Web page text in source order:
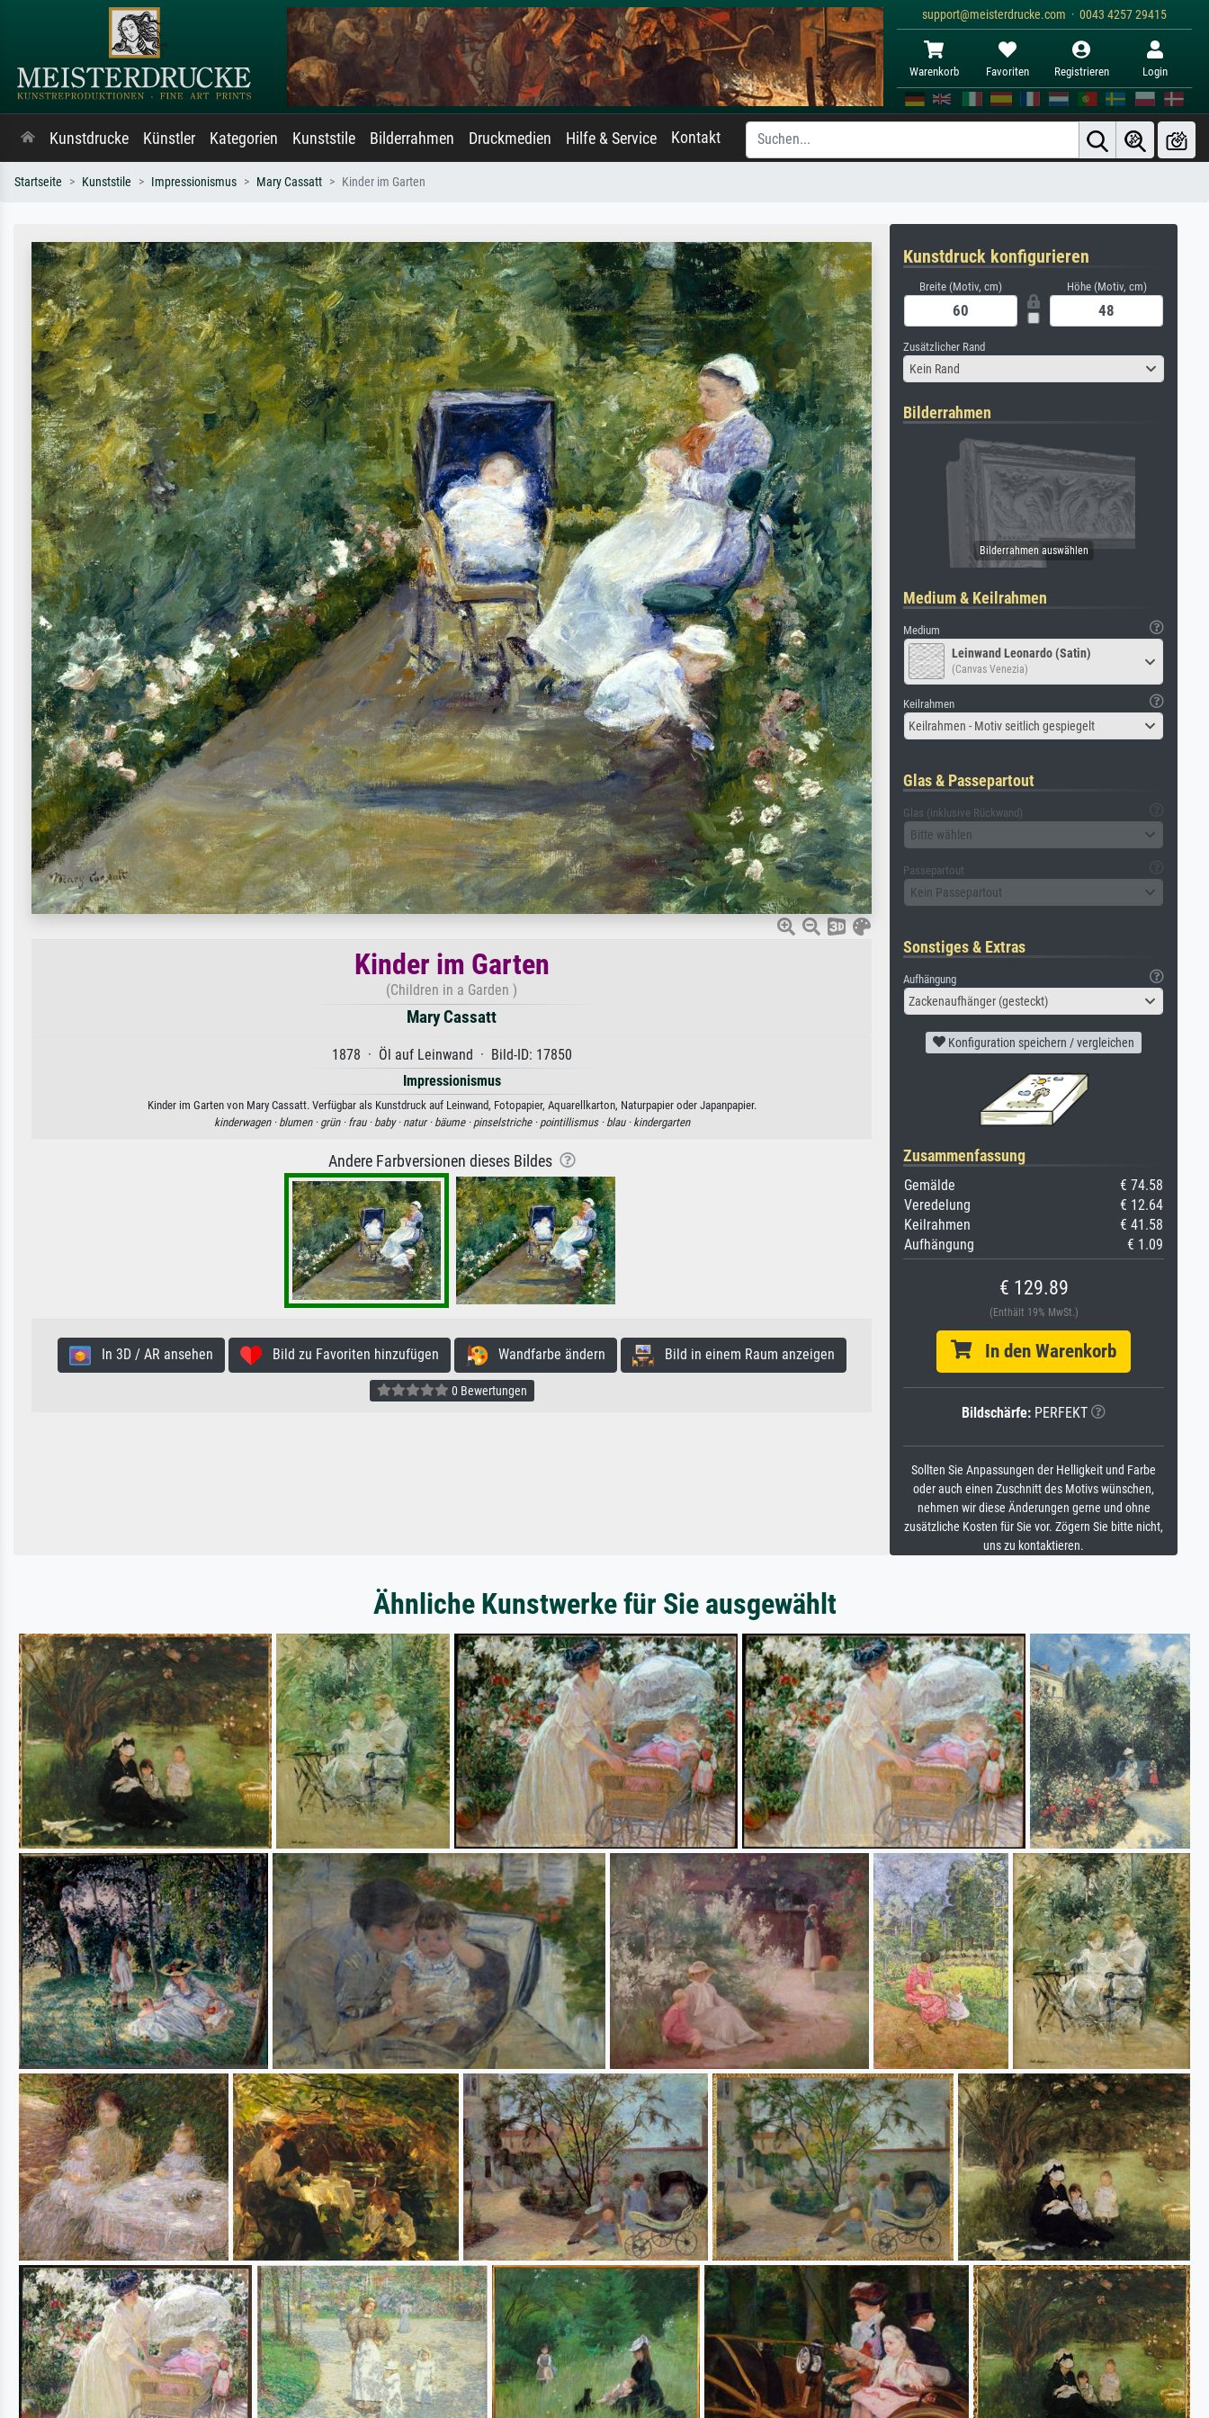
support@meisterdrucke.com · 0043 4257 29415
Warenkorb Favoriten Registrieren Login
Kunstdrucke Künstler Kategorien Kunststile Bilderrahmen Druckmedien Hilfe & Service Kontakt
Startseite Kunststile Impressionismus Mary Cassatt Kinder im Garten
Kinder im Garten
(Children in a Garden )
Mary Cassatt
1878 · Öl auf Leinwand · Bild-ID: 17850
Impressionismus
Kinder im Garten von Mary Cassatt. Verfügbar als Kunstdruck auf Leinwand, Fotopapier, Aquarellkarton, Naturpapier oder Japanpapier.
kinderwagen · blumen · grün · frau · baby · natur · bäume · pinselstriche · pointillismus · blau · kindergarten
Andere Farbversionen dieses Bildes
In 3D / AR ansehen Bild zu Favoriten hinzufügen Wandfarbe ändern Bild in einem Raum anzeigen
0 Bewertungen
Kunstdruck konfigurieren
Breite (Motiv, cm) Höhe (Motiv, cm)
Zusätzlicher Rand
Kein Rand
Bilderrahmen
Medium & Keilrahmen
Medium
Leinwand Leonardo (Satin)
(Canvas Venezia)
Keilrahmen
Keilrahmen - Motiv seitlich gespiegelt
Glas & Passepartout
Glas (inklusive Rückwand)
Bitte wählen
Passepartout
Kein Passepartout
Sonstiges & Extras
Aufhängung
Zackenaufhänger (gesteckt)
Konfiguration speichern / vergleichen
Zusammenfassung
Gemälde
€ 74.58
Veredelung
€ 12.64
Keilrahmen
€ 41.58
Aufhängung
€ 1.09
€ 129.89
(Enthält 19% MwSt.)
In den Warenkorb
Bildschärfe: PERFEKT
Sollten Sie Anpassungen der Helligkeit und Farbe
oder auch einen Zuschnitt des Motivs wünschen,
nehmen wir diese Änderungen gerne und ohne
zusätzliche Kosten für Sie vor. Zögern Sie bitte nicht,
uns zu kontaktieren.
Ähnliche Kunstwerke für Sie ausgewählt